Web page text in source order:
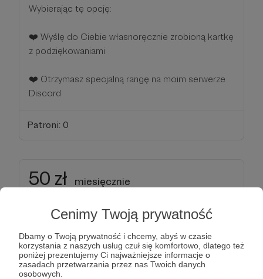
Cenimy Twoją prywatność
Dbamy o Twoją prywatność i chcemy, abyś w czasie
korzystania z naszych usług czuł się komfortowo, dlatego też
poniżej prezentujemy Ci najważniejsze informacje o
zasadach przetwarzania przez nas Twoich danych
osobowych.
Wybierając tę opcję:
❤️ Wyślę do Ciebie własnoręcznie zrobioną kartkę
z podziękowaniami
❤️ Otrzymasz specjalną rangę na moim serwerze
Discord
Patroni: 0
50 zł miesięcznie
Jestem Ci bardzo wdzięczna!
Wybierając tę opcję: